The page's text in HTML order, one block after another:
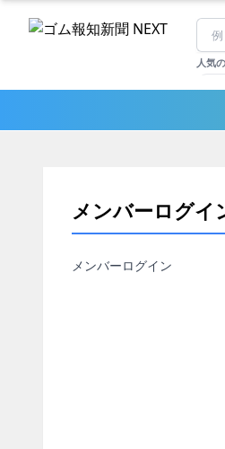
人気
メンバーログイ
メンバーログイン